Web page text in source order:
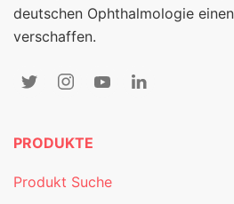
deutschen Ophthalmologie
verschaffen.
PRODUKTE
Produkt Suche